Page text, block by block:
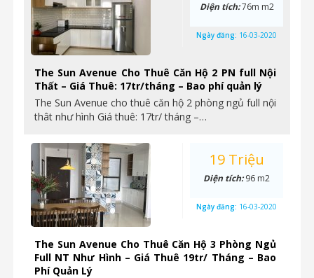
The Sun Avenue Cho Thuê Căn Hộ 2 PN full Nội
Thất – Giá Thuê: 17tr/tháng – Bao phí quản lý
The Sun Avenue cho thuê căn hộ 2 phòng ngủ full nội
thât như hình Giá thuê: 17tr/ tháng –…
Diện tích:76m m2
Ngày đăng: 16-03-2020
The Sun Avenue Cho Thuê Căn Hộ 3 Phòng Ngủ
Full NT Như Hình – Giá Thuê 19tr/ Tháng – Bao
Phí Quản Lý
19 Triệu
Diện tích:96 m2
Ngày đăng: 16-03-2020